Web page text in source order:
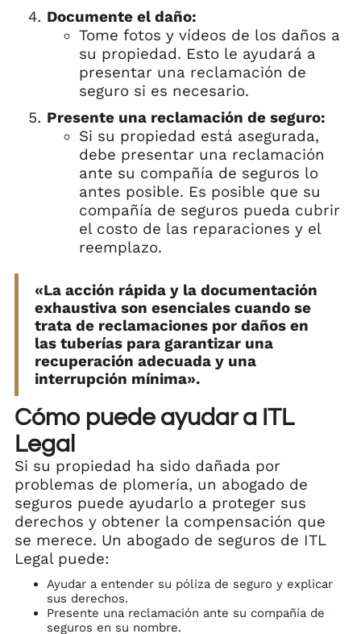
Documente el daño:
Tome fotos y vídeos de los daños a
su propiedad. Esto le ayudará a
presentar una reclamación de
seguro si es necesario.
Presente una reclamación de seguro:
Si su propiedad está asegurada,
debe presentar una reclamación
ante su compañía de seguros lo
antes posible. Es posible que su
compañía de seguros pueda cubrir
el costo de las reparaciones y el
reemplazo.
«La acción rápida y la documentación
exhaustiva son esenciales cuando se
trata de reclamaciones por daños en
las tuberías para garantizar una
recuperación adecuada y una
interrupción mínima».
Cómo puede ayudar a ITL
Legal
Si su propiedad ha sido dañada por
problemas de plomería, un abogado de
seguros puede ayudarlo a proteger sus
derechos y obtener la compensación que
se merece. Un abogado de seguros de ITL
Legal puede:
Ayudar a entender su póliza de seguro y explicar
sus derechos.
Presente una reclamación ante su compañía de
seguros en su nombre.